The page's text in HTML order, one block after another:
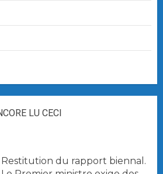
LU CECI
Restitution du rapport biennal.